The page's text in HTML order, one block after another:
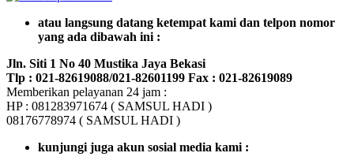
atau langsung datang ketempat kami dan telpon nomor
yang ada dibawah ini :
Jln. Siti 1 No 40 Mustika Jaya Bekasi
Tlp : 021-82619088/021-82601199 Fax : 021-82619089
Memberikan pelayanan 24 jam :
HP : 081283971674 ( SAMSUL HADI )
08176778974 ( SAMSUL HADI )
kunjungi juga akun sosial media kami :